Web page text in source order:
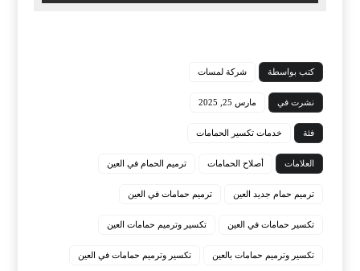
كتب بواسطة شركة لمسات
نشرت في مارس 25, 2025
فئة خدمات تكسير الحمامات
العلامات أصلاح الحمامات ترميم الحمام في العين
ترميم حمام جديد العين ترميم حمامات في العين
تكسير حمامات في العين تكسير وترميم حمامات العين
تكسير وترميم حمامات بالعين تكسير وترميم حمامات في العين